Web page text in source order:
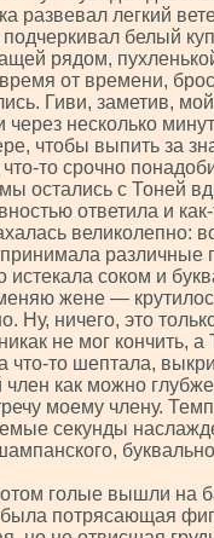
развевал легкий
белый
рядом,
от времени,
Гиви, заметив,
несколько
чтобы выпить за
то срочно
остались с Тоней
ответила и
великолепно:
принимала различные
истекала соком и
жене —
Ну, ничего, это
не мог кончить, а
что-то шептала,
как можно
моему члену.
секунды
голые вышли на
потрясающая